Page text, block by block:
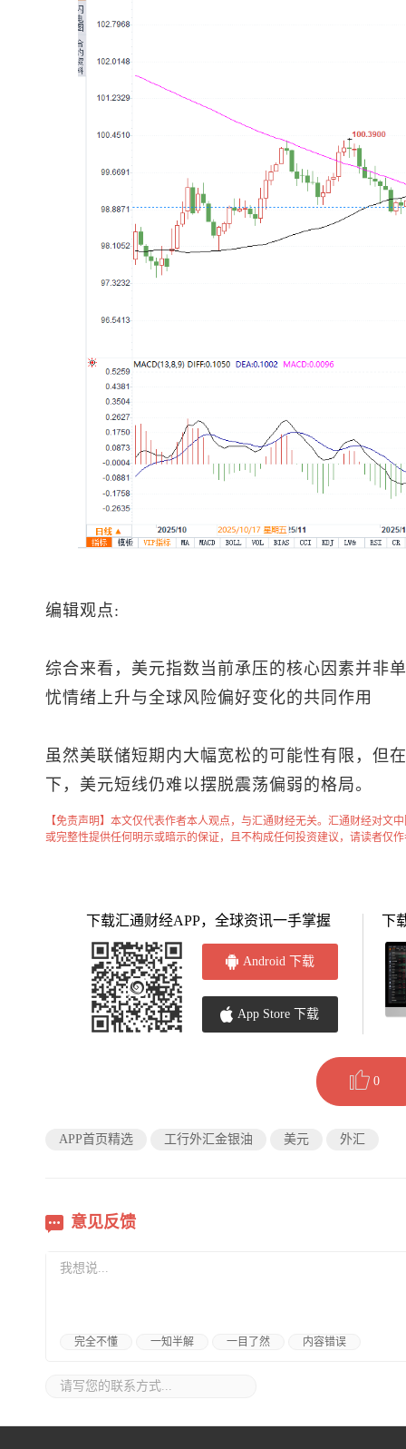
编辑观点:
综合来看， 美元指数 当前承压的核心因素并非
忧情绪上升与全球风险偏好变化的共同作用
虽然美联储短期内大幅宽松的可能性有限，但
下，美元短线仍难以摆脱震荡偏弱的格局。
【免责声明】本文仅代表作者本人观点，与汇通财经无关。汇通财经对文
或完整性提供任何明示或暗示的保证，且不构成任何投资建议，请读者仅
下载汇通财经APP，全球资讯一手掌握
Android 下载
App Store 下载
下
0
APP首页精选 工行外汇金银油 美元 外汇
意见反馈
完全不懂 一知半解 一目了然 内容错误